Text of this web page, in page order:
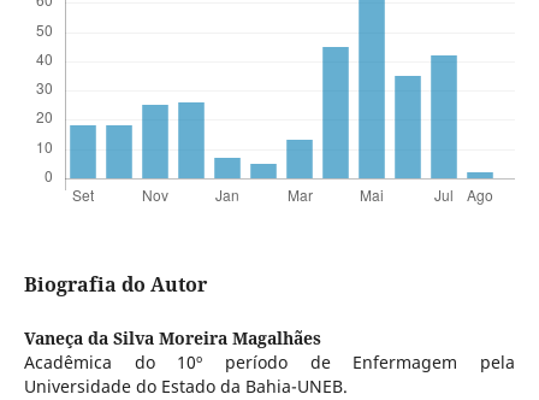
Biografia do Autor
Vaneça da Silva Moreira Magalhães
Acadêmica do 10º período de Enfermagem pela
Universidade do Estado da Bahia-UNEB.